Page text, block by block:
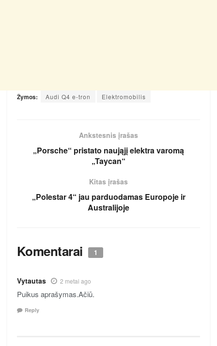
Žymos: Audi Q4 e-tron Elektromobilis
Ankstesnis įrašas
„Porsche“ pristato naująjį elektra varomą
„Taycan“
Kitas įrašas
„Polestar 4“ jau parduodamas Europoje ir
Australijoje
Komentarai 1
Vytautas 2 metai ago
Puikus aprašymas.Ačiū.
Reply